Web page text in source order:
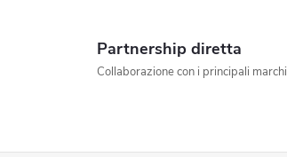
Partnership diretta
Collaborazione con i principali marchi